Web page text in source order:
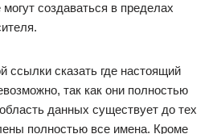
создаваться в пределах
ссылки сказать где настоящий
так как они полностью
данных существует до тех
полностью все имена. Кроме